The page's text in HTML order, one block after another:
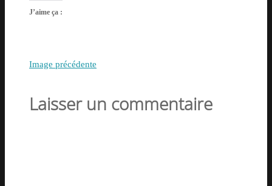
J’aime ça :
Image précédente
Laisser un commentaire